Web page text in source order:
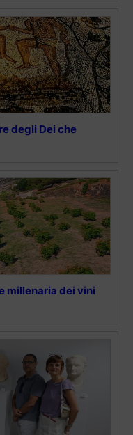
degli Dei che
millenaria dei vini